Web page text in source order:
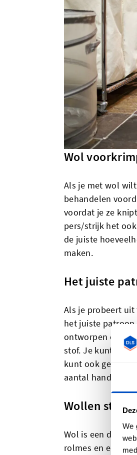
We
Wol
Als je met wol
behandelen
voordat je ze
pers/strijk het
de juiste
maken.
Het juiste
Als je probeert
het juiste patroon
ontworpen om
stof. Je kunt ook
kunt ook
aantal handige
Wollen stof
Wol is een
rolmes en een